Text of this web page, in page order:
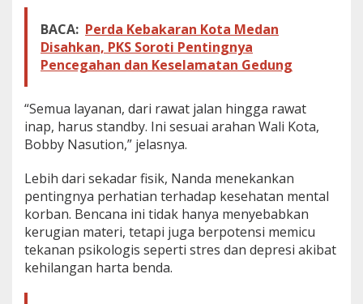
D
P
R
e
s
a
k
i
n
k
s
B
e
BACA: Perda Kebakaran Kota Medan
Disahkan, PKS Soroti Pentingnya
Pencegahan dan Keselamatan Gedung
“Semua layanan, dari rawat jalan hingga rawat
inap, harus standby. Ini sesuai arahan Wali Kota,
Bobby Nasution,” jelasnya.
Lebih dari sekadar fisik, Nanda menekankan
pentingnya perhatian terhadap kesehatan mental
korban. Bencana ini tidak hanya menyebabkan
kerugian materi, tetapi juga berpotensi memicu
tekanan psikologis seperti stres dan depresi akibat
kehilangan harta benda.